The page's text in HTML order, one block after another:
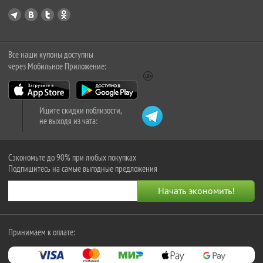
Все наши купоны доступны
через Мобильное Приложение:
Ищите скидки поблизости,
не выходя из чата:
Сэкономьте до 90% при любых покупках
Подпишитесь на самые выгодные предложения
Принимаем к оплате: